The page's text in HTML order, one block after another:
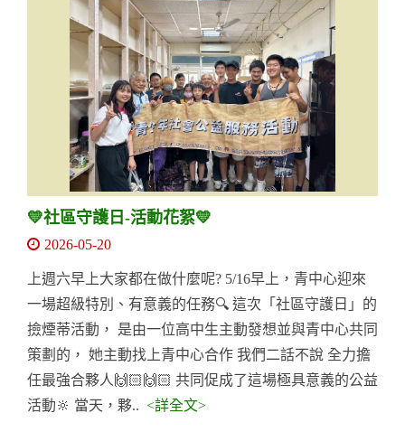
💛社區守護日-活動花絮💛
2026-05-20
上週六早上大家都在做什麼呢? 5/16早上，青中心迎來
一場超級特別、有意義的任務🔍 這次「社區守護日」的
撿煙蒂活動， 是由一位高中生主動發想並與青中心共同
策劃的， 她主動找上青中心合作 我們二話不說 全力擔
任最強合夥人🙌🏻🙌🏻 共同促成了這場極具意義的公益
活動🔆 當天，夥.. <詳全文>